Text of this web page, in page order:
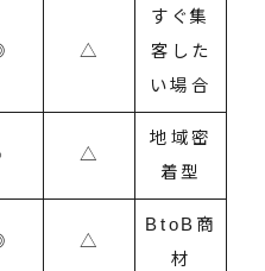
△
すぐ集
客した
い場合
△
地域密
着型
△
BtoB商
材